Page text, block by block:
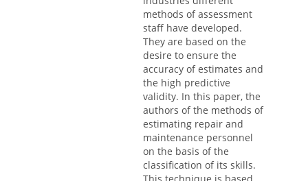
methods of assessment
staff have developed.
They are based on the
desire to ensure the
accuracy of estimates and
the high predictive
validity. In this paper, the
authors of the methods of
estimating repair and
maintenance personnel
on the basis of the
classification of its skills.